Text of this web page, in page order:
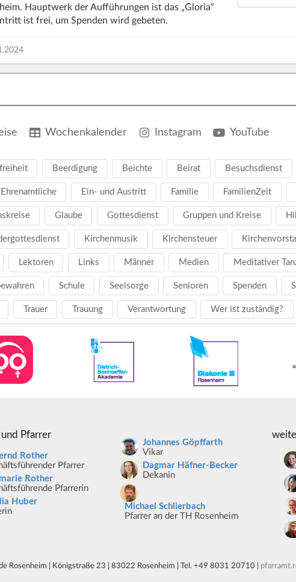
Hauptwerk der Aufführungen ist das „Gloria“
ist frei, um Spenden wird gebeten.
Wochenkalender Instagram YouTube
Beerdigung Beichte Beirat Besuchsdienst
Ehrenamtliche Ein- und Austritt Familie FamilienZeit
Glaube Gottesdienst Gruppen und Kreise
Kirchenmusik Kirchensteuer
Lektoren Links Männer Medien Meditativer
Schule Seelsorge Senioren Spenden
Trauer Trauung Verantwortung Wer ist zuständig?
Pfarrer
Rother
Pfarrer
Rother
Pfarrerin
Huber
Johannes Göpffarth
Vikar
Dagmar Häfner-Becker
Dekanin
Michael Schlierbach
Pfarrer an der TH Rosenheim
Rosenheim | Königstraße 23 | 83022 Rosenheim | Tel. +49 8031 20710 |